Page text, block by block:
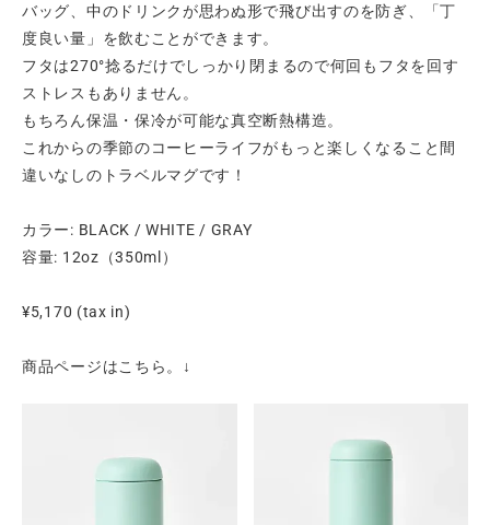
バッグ、中のドリンクが思わぬ形で飛び出すのを防ぎ、「丁
度良い量」を飲むことができます。
フタは270°捻るだけでしっかり閉まるので何回もフタを回す
ストレスもありません。
もちろん保温・保冷が可能な真空断熱構造。
これからの季節のコーヒーライフがもっと楽しくなること間
違いなしのトラベルマグです！
カラー: BLACK / WHITE / GRAY
容量: 12oz（350ml）
¥5,170 (tax in)
商品ページはこちら。↓